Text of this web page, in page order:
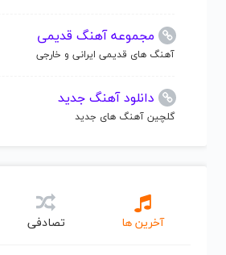
مجموعه آهنگ قدیمی
آهنگ های قدیمی ایرانی و خارجی
دانلود آهنگ جدید
گلچین آهنگ های جدید
آخرین ها تصادفی